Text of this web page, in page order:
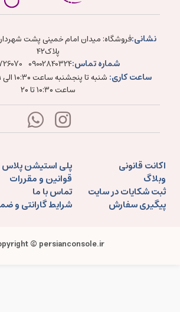
نشانی:فروشگاه: میدان امام خمینی پشت
پلاک۴۲
شماره تماس:09002840324
ساعت کاری:
ساعت ۱۰:۳۰ تا ۲۰
اکانت قانونی
پلی استیشن پلاس
وبلاگ
قوانین و مقررات
ثبت شکایات در سایت
تماس با ما
پیگیری سفارش
شرایط گارانتی و
© persianconsole.ir